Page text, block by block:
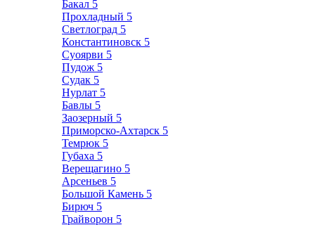
Бакал 5
Прохладный 5
Светлоград 5
Константиновск 5
Суоярви 5
Пудож 5
Судак 5
Нурлат 5
Бавлы 5
Заозерный 5
Приморско-Ахтарск 5
Темрюк 5
Губаха 5
Верещагино 5
Арсеньев 5
Большой Камень 5
Бирюч 5
Грайворон 5